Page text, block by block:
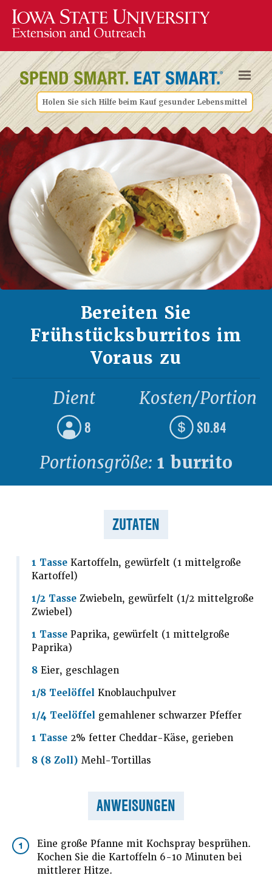
Holen Sie sich Hilfe beim Kauf gesunder Lebensmittel
Bereiten Sie
Frühstücksburritos im
Voraus zu
Dient
8
Kosten/Portion
$0.84
Portionsgröße: 1 burrito
ZUTATEN
1 Tasse Kartoffeln, gewürfelt (1 mittelgroße
Kartoffel)
1/2 Tasse Zwiebeln, gewürfelt (1/2 mittelgroße
Zwiebel)
1 Tasse Paprika, gewürfelt (1 mittelgroße
Paprika)
8 Eier, geschlagen
1/8 Teelöffel Knoblauchpulver
1/4 Teelöffel gemahlener schwarzer Pfeffer
1 Tasse 2% fetter Cheddar-Käse, gerieben
8 (8 Zoll) Mehl-Tortillas
ANWEISUNGEN
1
Eine große Pfanne mit Kochspray besprühen.
Kochen Sie die Kartoffeln 6-10 Minuten bei
mittlerer Hitze.